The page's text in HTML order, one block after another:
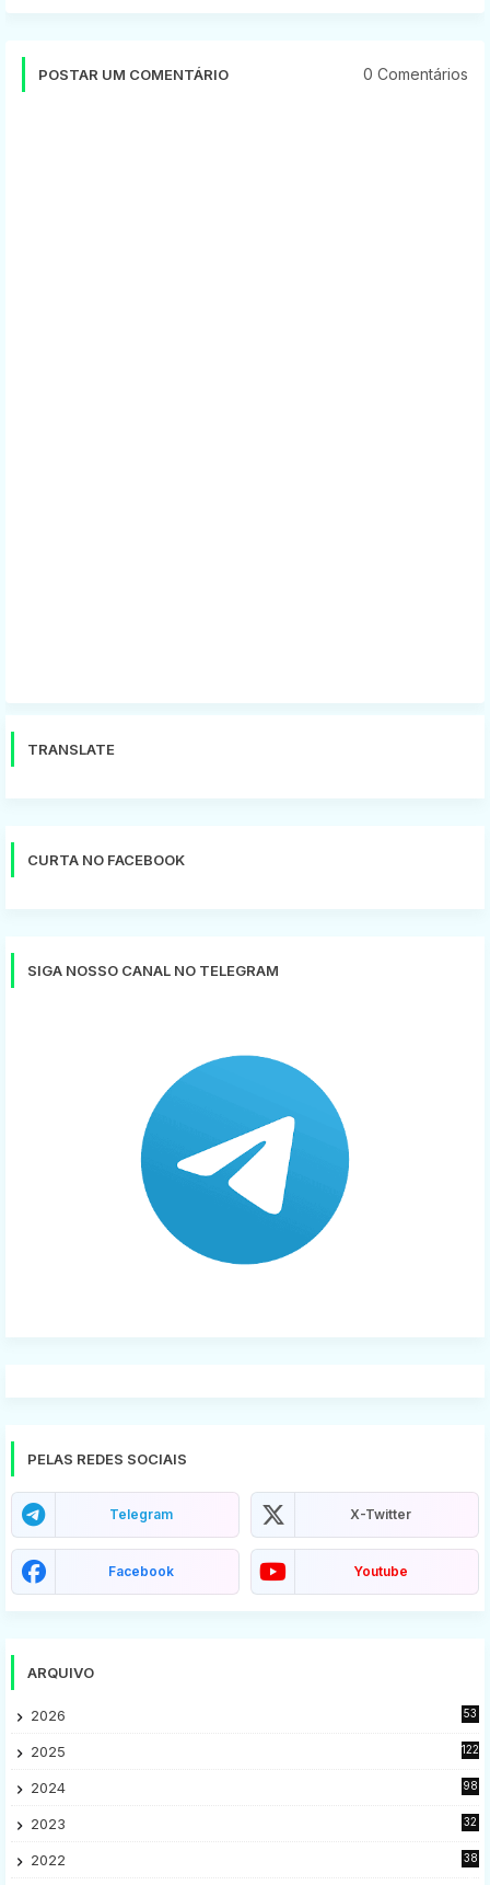
POSTAR UM COMENTÁRIO 0 Comentários
TRANSLATE
CURTA NO FACEBOOK
SIGA NOSSO CANAL NO TELEGRAM
PELAS REDES SOCIAIS
Telegram X-Twitter
Facebook Youtube
ARQUIVO
2026 53
2025 122
2024 98
2023
32
2022
38